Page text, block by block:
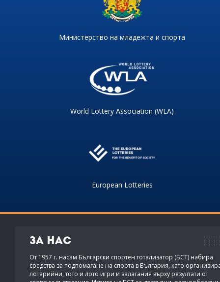
Министерство на младежта и спорта
World Lottery Association (WLA)
European Lotteries
За нас
От 1957 г. насам Български спортен тотализатор (БСТ) набира
средства за подпомагане на спорта в България, като
лотарийни, тото и лото игри и залагания върху резултати от